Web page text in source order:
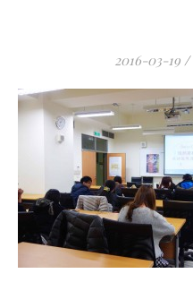
2016-03-19 /